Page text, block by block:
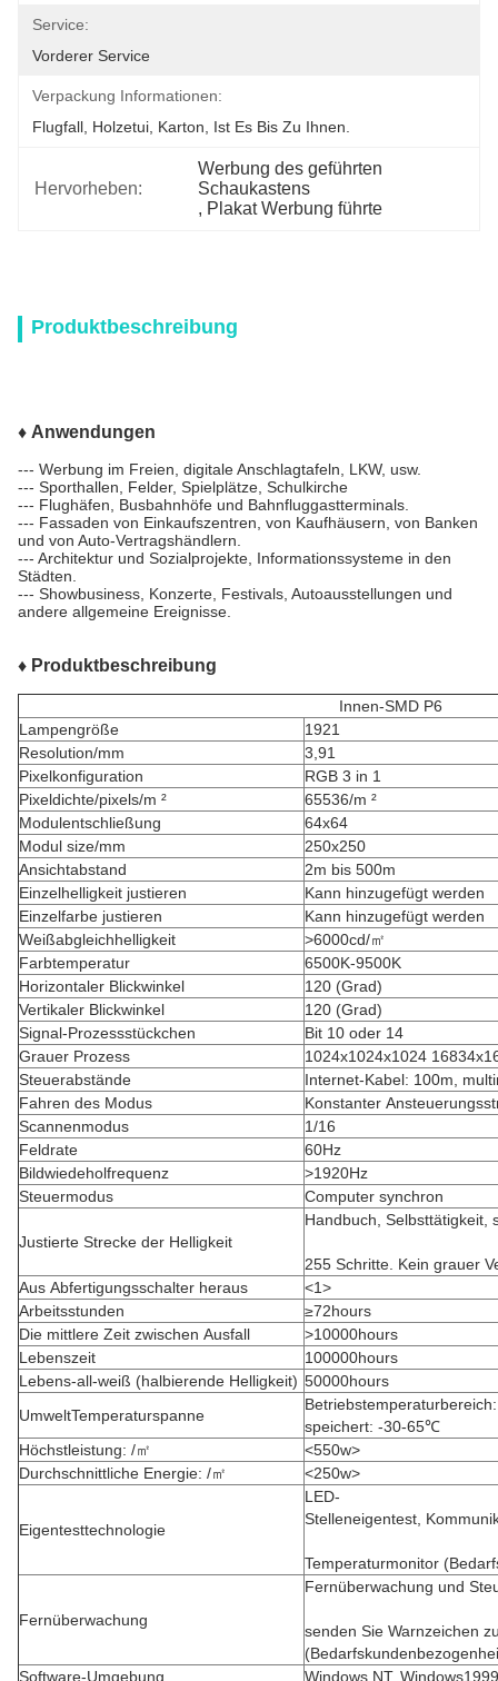
Service:
Vorderer Service
Verpackung Informationen:
Flugfall, Holzetui, Karton, Ist Es Bis Zu Ihnen.
Hervorheben:
Werbung des geführten
Schaukastens
, Plakat Werbung führte
Produktbeschreibung
♦ Anwendungen
--- Werbung im Freien, digitale Anschlagtafeln, LKW, usw.
--- Sporthallen, Felder, Spielplätze, Schulkirche
--- Flughäfen, Busbahnhöfe und Bahnfluggastterminals.
--- Fassaden von Einkaufszentren, von Kaufhäusern, von Banken
und von Auto-Vertragshändlern.
--- Architektur und Sozialprojekte, Informationssysteme in den
Städten.
--- Showbusiness, Konzerte, Festivals, Autoausstellungen und
andere allgemeine Ereignisse.
♦ Produktbeschreibung
Innen-SMD P6
Lampengröße
1921
Resolution/mm
3,91
Pixelkonfiguration
RGB 3 in 1
Pixeldichte/pixels/m ²
65536/m ²
Modulentschließung
64x64
Modul size/mm
250x250
Ansichtabstand
2m bis 500m
Einzelhelligkeit justieren
Kann hinzugefügt werden
Einzelfarbe justieren
Kann hinzugefügt werden
Weißabgleichhelligkeit
>6000cd/㎡
Farbtemperatur
6500K-9500K
Horizontaler Blickwinkel
120 (Grad)
Vertikaler Blickwinkel
120 (Grad)
Signal-Prozessstückchen
Bit 10 oder 14
Grauer Prozess
1024x1024x1024
Steuerabstände
Internet-Kabel: 100m,
Fahren des Modus
Konstanter
Scannenmodus
1/16
Feldrate
60Hz
Bildwiedeholfrequenz
>1920Hz
Steuermodus
Computer synchron
Justierte Strecke der Helligkeit
Handbuch, Selbsttätigkeit,
255 Schritte. Kein grauer
Aus Abfertigungsschalter heraus
<1>
Arbeitsstunden
≥72hours
Die mittlere Zeit zwischen Ausfall
>10000hours
Lebenszeit
100000hours
Lebens-all-weiß (halbierende Helligkeit) 50000hours
UmweltTemperaturspanne
speichert: -30-65℃
Höchstleistung: /㎡
<550w>
Durchschnittliche Energie: /㎡
<250w>
Eigentesttechnologie
LED-
Stelleneigentest,
Temperaturmonitor
Fernüberwachung
Fernüberwachung und
senden Sie Warnzeichen
Software-Umgebung
Windows NT,